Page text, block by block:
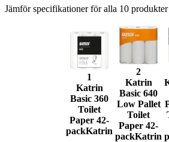
Jämför specifikationer för alla 10 produkter
1
Katrin
Basic 360
Toilet
Paper 42-
packKatrin
2
Katrin
Basic 640
Low Pallet
Toilet
Paper 42-
packKatrin